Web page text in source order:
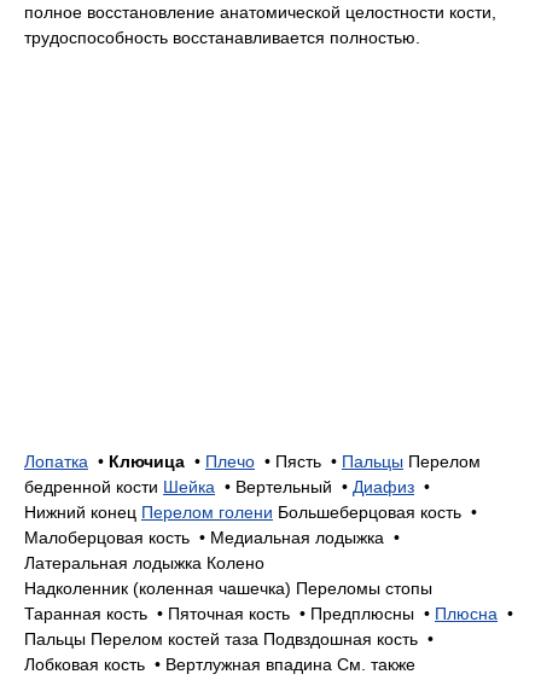
полное восстановление анатомической целостности кости,
трудоспособность восстанавливается полностью.
Лопатка • Ключица • Плечо • Пясть • Пальцы Перелом
бедренной кости Шейка • Вертельный • Диафиз •
Нижний конец Перелом голени Большеберцовая кость •
Малоберцовая кость • Медиальная лодыжка •
Латеральная лодыжка Колено
Надколенник (коленная чашечка) Переломы стопы
Таранная кость • Пяточная кость • Предплюсны • Плюсна •
Пальцы Перелом костей таза Подвздошная кость •
Лобковая кость • Вертлужная впадина См. также